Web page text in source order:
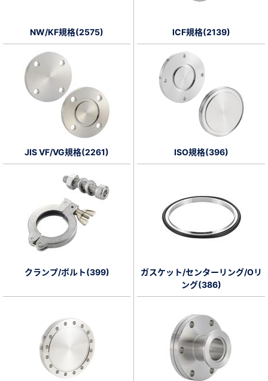
NW/KF規格(2575) ICF規格(2139)
JIS VF/VG規格(2261) ISO規格(396)
クランプ/ボルト(399)
ガスケット/センターリング/Oリ
ング(386)
新規会員登録（無料）
※新規会員登録をお申し込み頂いてから本登録となるまで、数日間かかる場合
があります。また当社の判断によりお断りする場合があります。
会員の方はこちら
※パスワードをお忘れの方は、
※メールアドレスを忘れた方は、
お問い合わせページよりお問い合わせくださ
い